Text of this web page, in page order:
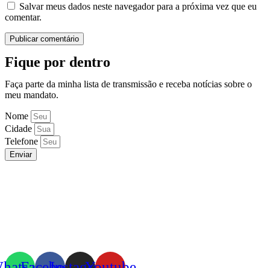
Salvar meus dados neste navegador para a próxima vez que eu
comentar.
Fique por dentro
Faça parte da minha lista de transmissão e receba notícias sobre o
meu mandato.
Nome
Cidade
Telefone
Enviar